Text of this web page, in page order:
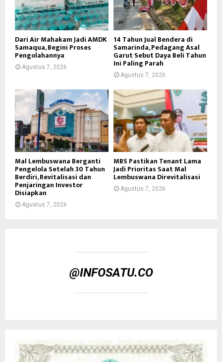
Dari Air Mahakam Jadi AMDK
Samaqua, Begini Proses
Pengolahannya
Agustus 7, 2026
14 Tahun Jual Bendera di
Samarinda, Pedagang Asal
Garut Sebut Daya Beli Tahun
Ini Paling Parah
Agustus 7, 2026
Mal Lembuswana Berganti
Pengelola Setelah 30 Tahun
Berdiri, Revitalisasi dan
Penjaringan Investor
Disiapkan
Agustus 7, 2026
MBS Pastikan Tenant Lama
Jadi Prioritas Saat Mal
Lembuswana Direvitalisasi
Agustus 7, 2026
@INFOSATU.CO